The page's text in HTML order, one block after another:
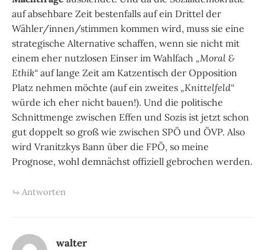
auf absehbare Zeit bestenfalls auf ein Drittel der
Wähler/innen/stimmen kommen wird, muss sie eine
strategische Alternative schaffen, wenn sie nicht mit
einem eher nutzlosen Einser im Wahlfach „Moral &
Ethik“ auf lange Zeit am Katzentisch der Opposition
Platz nehmen möchte (auf ein zweites „Knittelfeld“
würde ich eher nicht bauen!). Und die politische
Schnittmenge zwischen Effen und Sozis ist jetzt schon
gut doppelt so groß wie zwischen SPÖ und ÖVP. Also
wird Vranitzkys Bann über die FPÖ, so meine
Prognose, wohl demnächst offiziell gebrochen werden.
Antworten
walter